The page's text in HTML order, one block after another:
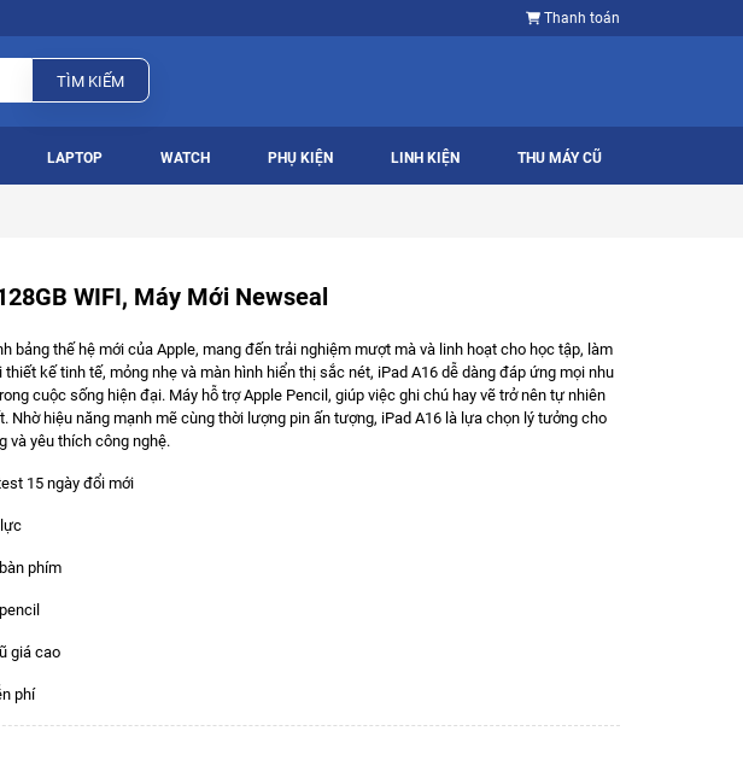
Thanh toán
TÌM KIẾM
LAPTOP WATCH PHỤ KIỆN LINH KIỆN THU MÁY CŨ
WIFI, Máy Mới Newseal
bảng thế hệ mới của Apple, mang đến trải nghiệm mượt mà và linh hoạt cho học tập, làm
kế tinh tế, mỏng nhẹ và màn hình hiển thị sắc nét, iPad A16 dễ dàng đáp ứng mọi nhu
cuộc sống hiện đại. Máy hỗ trợ Apple Pencil, giúp việc ghi chú hay vẽ trở nên tự nhiên
Nhờ hiệu năng mạnh mẽ cùng thời lượng pin ấn tượng, iPad A16 là lựa chọn lý tưởng cho
và yêu thích công nghệ.
15 ngày đổi mới
phím
giá cao
phí